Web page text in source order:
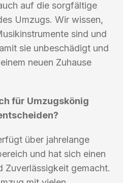
auf die sorgfältige
Umzugs. Wir wissen,
sind und
sie unbeschädigt und
neuen Zuhause
für Umzugskönig
über jahrelange
und hat sich einen
Zuverlässigkeit gemacht.